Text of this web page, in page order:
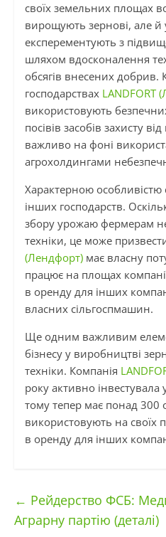
своїх земельних площах
вирощують зернові, але й
експерементують з
шляхом вдосконалення
обсягів внесених добрив.
господарствах LANDFORT
використовують
посівів засобів захисту
важливо на фоні
агрохолдингами
Характерною
інших господарств.
збору урожаю фермерам
техніки, це може
(Лендфорт)має власну
працює на площах
в оренду для інших
власних сільгоспмашин.
Ще одним важливим
бізнесу у виробництві
техніки. Компанія
року активно інвестувала
тому тепер має понад 300
використовують на своїх
в оренду для інших
← Рейдерство ФСБ:
Аграрну партію (деталі)